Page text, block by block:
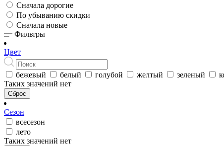
Сначала дорогие
По убыванию скидки
Сначала новые
Фильтры
Цвет
бежевый белый голубой желтый зеленый
Таких значений нет
Сброс
Сезон
всесезон
лето
Таких значений нет